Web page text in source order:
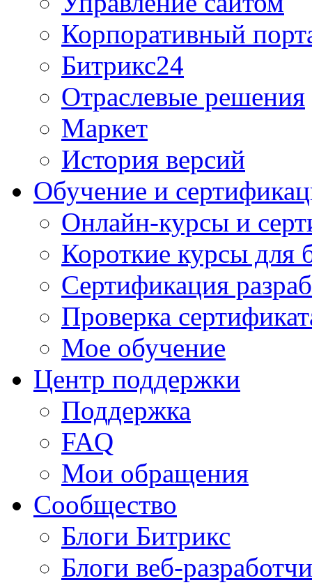
Корпоративный
Битрикс24
Отраслевые решения
Маркет
История версий
Обучение и
Онлайн-курсы и
Короткие курсы для
Сертификация
Проверка
Мое обучение
Центр поддержки
Поддержка
FAQ
Мои обращения
Сообщество
Блоги Битрикс
Блоги веб-